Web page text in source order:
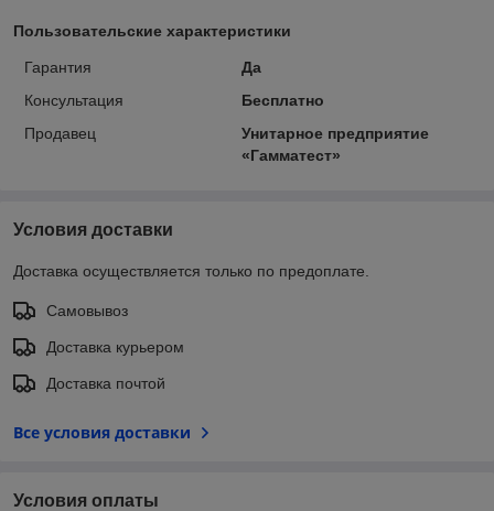
Пользовательские характеристики
Гарантия
Да
Консультация
Бесплатно
Продавец
Унитарное предприятие
«Гамматест»
Условия доставки
Доставка осуществляется только по предоплате.
Самовывоз
Доставка курьером
Доставка почтой
Все условия доставки
Условия оплаты